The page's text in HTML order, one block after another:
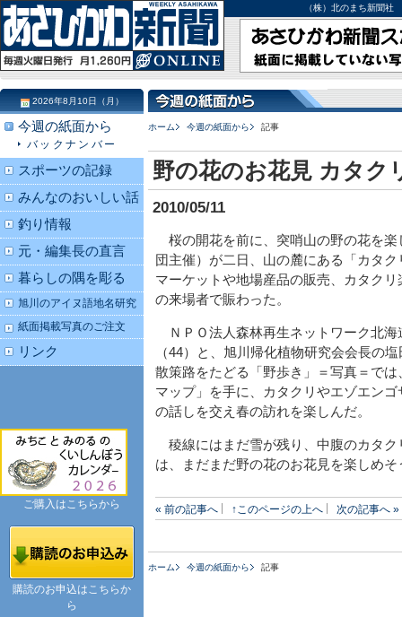
（株）北のまち新聞
ホーム 今週の紙面から 記事
野の花のお花見 カタク
2010/05/11
桜の開花を前に、突哨山の野の花を楽
団主催）が二日、山の麓にある「カタ
マーケットや地場産品の販売、カタク
の来場者で賑わった。
ＮＰＯ法人森林再生ネットワーク北海
（44）と、旭川帰化植物研究会会長の
散策路をたどる「野歩き」＝写真＝で
マップ」を手に、カタクリやエゾエン
の話しを交え春の訪れを楽しんだ。
稜線にはまだ雪が残り、中腹のカタク
は、まだまだ野の花のお花見を楽しめそ
« 前の記事へ ↑このページの上へ 次の記事へ »
ホーム 今週の紙面から 記事
2026年8月10日（月）
今週の紙面から
バックナンバー
スポーツの記録
みんなのおいしい話
釣り情報
元・編集長の直言
暮らしの隅を彫る
旭川のアイヌ語地名研究
紙面掲載写真のご注文
リンク
ご購入はこちらから
購読のお申込はこちらか
ら